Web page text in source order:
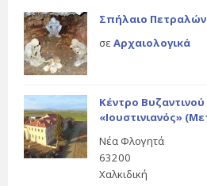
Σπήλαιο
σε Αρχαιολογικά
Κέντρο
«Ιουστινιανός»
Νέα Φλογητά
63200
Χαλκιδική